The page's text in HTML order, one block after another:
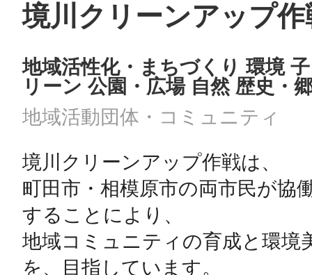
境川クリーンアップ
地域活性化・まちづくり 環境
リーン 公園・広場 自然 歴史・
地域活動団体・コミュニティ
境川クリーンアップ作戦は、
町田市・相模原市の両市民が協
することにより、
地域コミュニティの育成と環境
を、目指しています。